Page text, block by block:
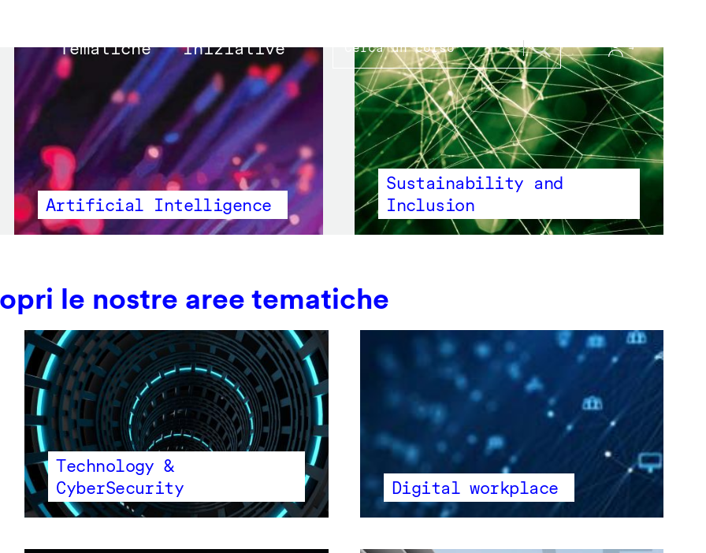
Main
navigation
Tematiche Iniziative
Artificial Intelligence
Sustainability and
Inclusion
le nostre aree tematiche
Technology &
CyberSecurity
Digital workplace